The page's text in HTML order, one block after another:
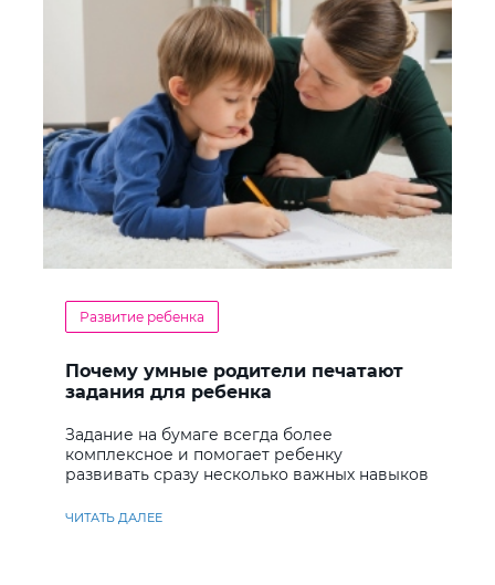
Развитие ребенка
Почему умные родители печатают
задания для ребенка
Задание на бумаге всегда более
комплексное и помогает ребенку
развивать сразу несколько важных навыков
ЧИТАТЬ ДАЛЕЕ